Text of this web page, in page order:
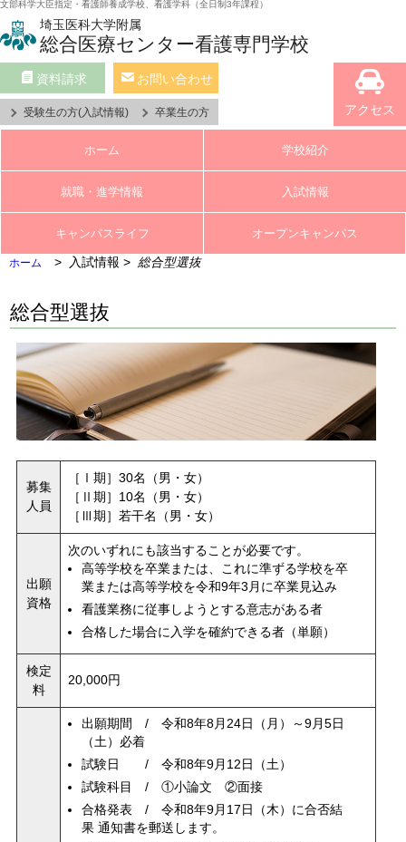
文部科学大臣指定・看護師養成学校、看護学科（全日制3年課程）
埼玉医科大学附属
総合医療センター看護専門学校
資料請求 お問い合わせ
受験生の方(入試情報) 卒業生の方 アクセス
ホーム 学校紹介
就職・進学情報 入試情報
キャンパスライフ オープンキャンパス
ホーム 入試情報 総合型選抜
総合型選抜
募集
人員
［Ⅰ期］30名（男・女）
［Ⅱ期］10名（男・女）
［Ⅲ期］若干名（男・女）
出願
資格
次のいずれにも該当することが必要です。
高等学校を卒業または、これに準ずる学校を卒
業または高等学校を令和9年3月に卒業見込み
看護業務に従事しようとする意志がある者
合格した場合に入学を確約できる者（単願）
検定
料
20,000円
出願期間 / 令和8年8月24日（月）～9月5日
（土）必着
試験日 / 令和8年9月12日（土）
試験科目 / ①小論文 ②面接
合格発表 / 令和8年9月17日（木）に合否結
果 通知書を郵送します。